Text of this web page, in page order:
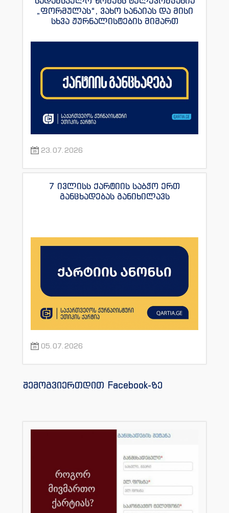
„ფორმულას“, ვახო სანაიას და მისი
სხვა ჟურნალისტების მიმართ
23.07.2026
7 ივლისს ქარტიის საბჭო ერთ
განცხადებას განიხილავს
05.07.2026
შემოგვიერთდით Facebook-ზე